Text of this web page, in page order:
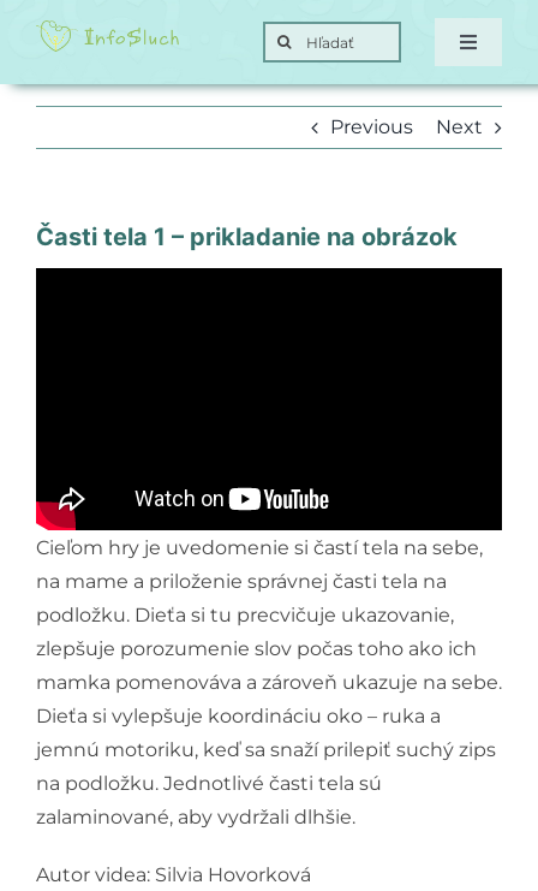
content
Toggle
Domov
Posunky
Kontakt
Podporte nás
Search
for:
Previous Next
Časti tela 1 – prikladanie na obrázok
Cieľom hry je uvedomenie si častí tela na sebe,
na mame a priloženie správnej časti tela na
podložku. Dieťa si tu precvičuje ukazovanie,
zlepšuje porozumenie slov počas toho ako ich
mamka pomenováva a zároveň ukazuje na sebe.
Dieťa si vylepšuje koordináciu oko – ruka a
jemnú motoriku, keď sa snaží prilepiť suchý zips
na podložku. Jednotlivé časti tela sú
zalaminované, aby vydržali dlhšie.
Autor videa: Silvia Hovorková